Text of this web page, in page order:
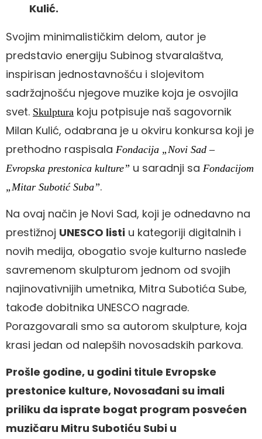
Kulić.
Svojim minimalističkim delom, autor je
predstavio energiju Subinog stvaralaštva,
inspirisan jednostavnošću i slojevitom
sadržajnošću njegove muzike koja je osvojila
svet. Skulptura koju potpisuje naš sagovornik
Milan Kulić, odabrana je u okviru konkursa koji je
prethodno raspisala Fondacija „Novi Sad –
Evropska prestonica kulture” u saradnji sa Fondacijom
„Mitar Subotić Suba”.
Na ovaj način je Novi Sad, koji je odnedavno na
prestižnoj UNESCO listi u kategoriji digitalnih i
novih medija, obogatio svoje kulturno nasleđe
savremenom skulpturom jednom od svojih
najinovativnijih umetnika, Mitra Subotića Sube,
takođe dobitnika UNESCO nagrade.
Porazgovarali smo sa autorom skulpture, koja
krasi jedan od nalepših novosadskih parkova.
Prošle godine, u godini titule Evropske
prestonice kulture, Novosađani su imali
priliku da isprate bogat program posvećen
muzičaru Mitru Subotiću Subi u